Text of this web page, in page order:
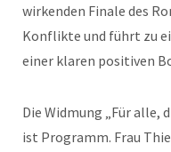
wirkenden Finale des
Konflikte und führt zu
einer klaren positiven
Die Widmung „Für alle,
ist Programm. Frau